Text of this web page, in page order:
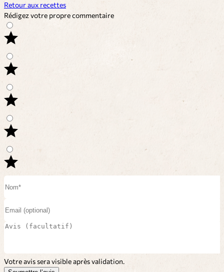
Retour aux recettes
Rédigez votre propre commentaire
Votre avis sera visible après validation.